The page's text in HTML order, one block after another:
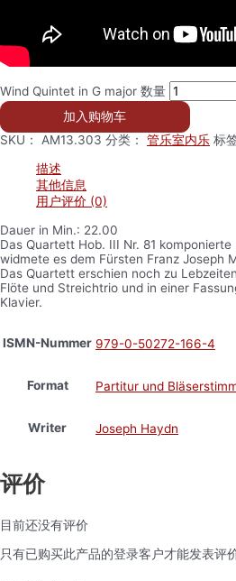
Wind Quintet in G major 数量
加入购物车
SKU： AM13.303 分类： 管乐室内乐 标
描述
其他信息
用户评价 (0)
Dauer in Min.: 22.00
Das Quartett Hob. III Nr. 81
widmete es dem Fürsten Franz Joseph
Das Quartett erschien noch zu
Flöte und Streichtrio und in einer
Klavier.
ISMN-Nummer 979-0-50272-166-4
Format Partitur und
Writer Joseph Haydn
评价
目前还没有评价
只有已购买此产品的登录客户才能发表评价